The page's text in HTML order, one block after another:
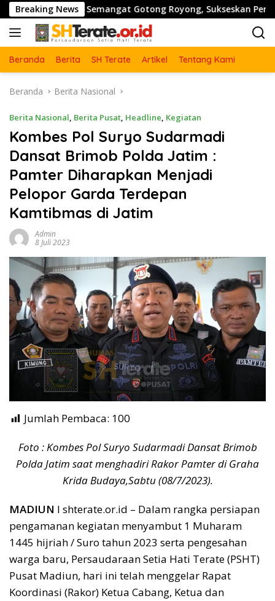
Langsung
ke
konten
Breaking News
Gotong Royong, Sukseskan Pengecoran Jembatan
Beranda Berita SH Terate Artikel Tentang Kami
Beranda Berita Nasional
Berita Nasional, Berita Pusat, Headline, Kegiatan
Kombes Pol Suryo Sudarmadi
Dansat Brimob Polda Jatim :
Pamter Diharapkan Menjadi
Pelopor Garda Terdepan
Kamtibmas di Jatim
Admin
8 Juli 2023
Jumlah Pembaca: 100
Foto : Kombes Pol Suryo Sudarmadi Dansat Brimob
Polda Jatim saat menghadiri Rakor Pamter di Graha
Krida Budaya,Sabtu (08/7/2023).
MADIUN I shterate.or.id – Dalam rangka persiapan
pengamanan kegiatan menyambut 1 Muharam
1445 hijriah / Suro tahun 2023 serta pengesahan
warga baru, Persaudaraan Setia Hati Terate (PSHT)
Pusat Madiun, hari ini telah menggelar Rapat
Koordinasi (Rakor) Ketua Cabang, Ketua dan